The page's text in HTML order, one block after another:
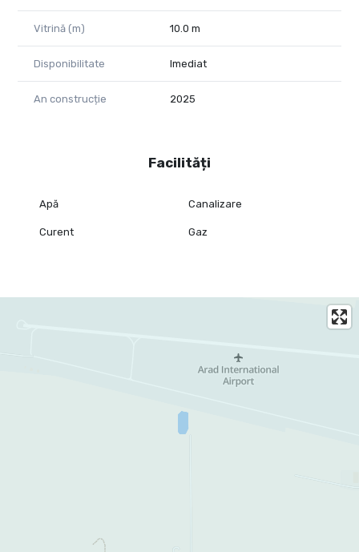
edith.berezovski@propertylab.ro
Vitrină (m) 10.0 m
Disponibilitate Imediat
An construcție 2025
Facilități
Apă Canalizare
Curent Gaz